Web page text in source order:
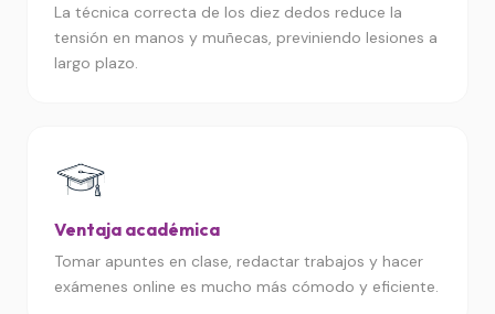
La técnica correcta de los diez dedos reduce la
tensión en manos y muñecas, previniendo lesiones a
largo plazo.
Ventaja académica
Tomar apuntes en clase, redactar trabajos y hacer
exámenes online es mucho más cómodo y eficiente.